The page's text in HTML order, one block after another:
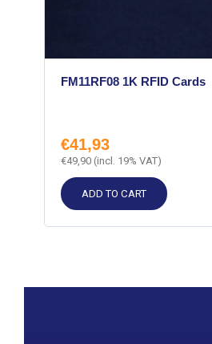
FM11RF08 1K RFID Cards
€41,93
€49,90 (incl. 19% VAT)
ADD TO CART